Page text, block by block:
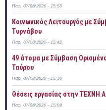
Παρ, 07/08/2026 - 15:53
Κοινωνικός Λειτουργός με
Τυρνάβου
Παρ, 07/08/2026 - 15:42
49 άτομα με Σύμβαση
Ταύρου
Παρ, 07/08/2026 - 15:36
Θέσεις εργασίας στην ΤΕΧΝΗ
Παρ, 07/08/2026 - 15:09